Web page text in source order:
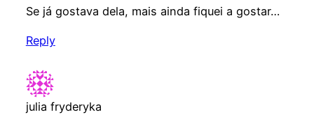
Se já gostava dela, mais ainda fiquei a gostar…
Reply
julia fryderyka